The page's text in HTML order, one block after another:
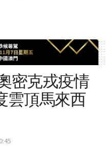
密克戎疫情
雲頂馬來西